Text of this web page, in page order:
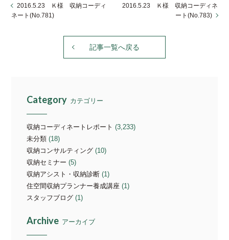
2016.5.23 Ｋ様 収納コーディ
ネート(No.781)
2016.5.23 Ｋ様 収納コーディネ
ート(No.783)
記事一覧へ戻る
Category カテゴリー
収納コーディネートレポート (3,233)
未分類 (18)
収納コンサルティング (10)
収納セミナー (5)
収納アシスト・収納診断 (1)
住空間収納プランナー養成講座 (1)
スタッフブログ (1)
Archive アーカイブ